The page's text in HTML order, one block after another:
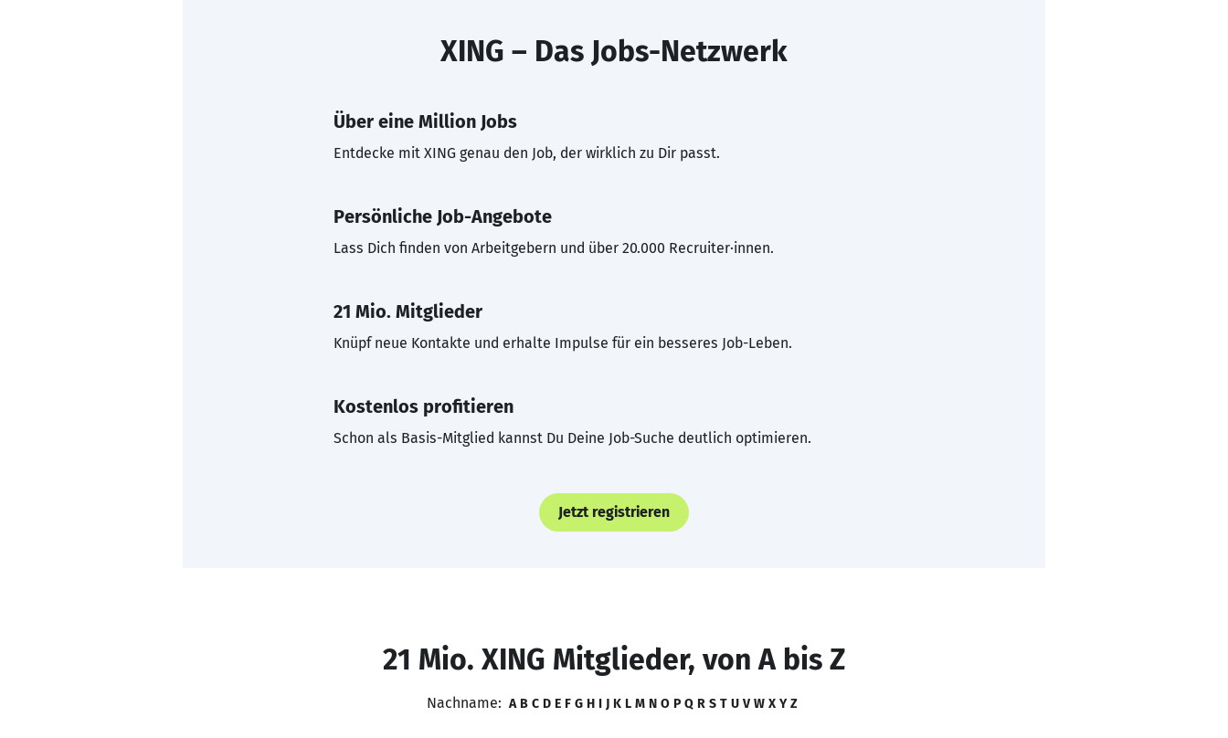
XING – Das Jobs-Netzwerk
Über eine Million Jobs
Entdecke mit XING genau den Job, der wirklich zu Dir passt.
Persönliche Job-Angebote
Lass Dich finden von Arbeitgebern und über 20.000 Recruiter·innen.
21 Mio. Mitglieder
Knüpf neue Kontakte und erhalte Impulse für ein besseres Job-Leben.
Kostenlos profitieren
Schon als Basis-Mitglied kannst Du Deine Job-Suche deutlich optimieren.
Jetzt registrieren
21 Mio. XING Mitglieder, von A bis Z
Nachname: A B C D E F G H I J K L M N O P Q R S T U V W X Y Z